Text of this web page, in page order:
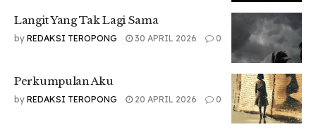
Langit Yang Tak Lagi Sama
by REDAKSI TEROPONG 30 APRIL 2026 0
Perkumpulan Aku
by REDAKSI TEROPONG 20 APRIL 2026 0